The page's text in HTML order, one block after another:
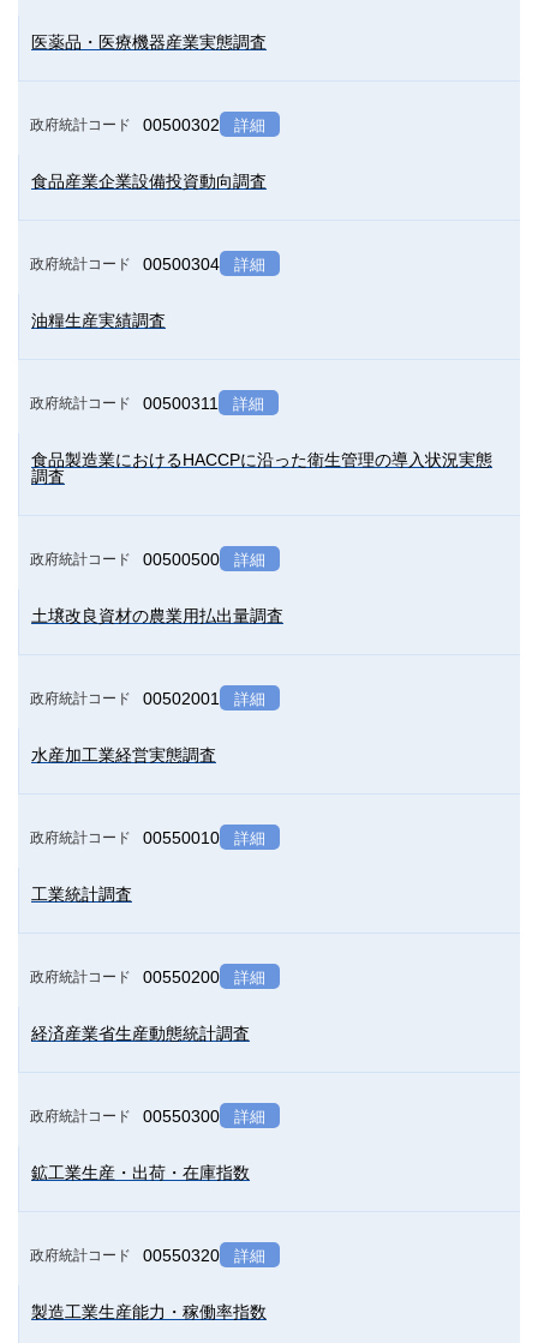
医薬品・医療機器産業実態調査
政府統計コード 00500302 詳細
食品産業企業設備投資動向調査
政府統計コード 00500304 詳細
油糧生産実績調査
政府統計コード 00500311 詳細
食品製造業におけるHACCPに沿った衛生管理の導入状況実態
調査
政府統計コード 00500500 詳細
土壌改良資材の農業用払出量調査
政府統計コード 00502001 詳細
水産加工業経営実態調査
政府統計コード 00550010 詳細
工業統計調査
政府統計コード 00550200 詳細
経済産業省生産動態統計調査
政府統計コード 00550300 詳細
鉱工業生産・出荷・在庫指数
政府統計コード 00550320 詳細
製造工業生産能力・稼働率指数